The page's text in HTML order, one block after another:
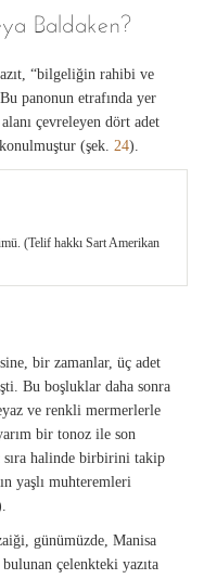
Sart Amerikan Hafriyat
Baldaken?
“bilgeliğin rahibi ve
panonun etrafında yer
çevreleyen dört adet
(şek. 24).
(Telif hakkı Sart Amerikan
bir zamanlar, üç adet
Bu boşluklar daha sonra
ve renkli mermerlerle
bir tonoz ile son
sıra halinde birbirini takip
yaşlı muhteremleri
günümüzde, Manisa
çelenkteki yazıta